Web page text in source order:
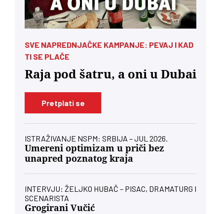
SVE NAPREDNJAČKE KAMPANJE: PEVAJ I KAD
TI SE PLAČE
Raja pod šatru, a oni u Dubai
Pretplati se
ISTRAŽIVANJE NSPM: SRBIJA – JUL 2026.
Umereni optimizam u priči bez
unapred poznatog kraja
INTERVJU: ŽELJKO HUBAČ – PISAC, DRAMATURG I
SCENARISTA
Grogirani Vučić